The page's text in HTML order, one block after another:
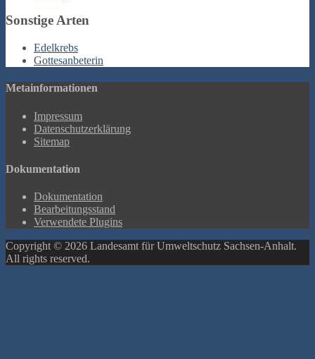
Sonstige Arten
Edelkrebs
Gottesanbeterin
Metainformationen
Impressum
Datenschutzerklärung
Sitemap
Dokumentation
Dokumentation
Bearbeitungsstand
Verwendete Plugins
Copyright © 2026 Landesamt für Umweltschutz Sachsen-Anhalt.
All rights reserved.